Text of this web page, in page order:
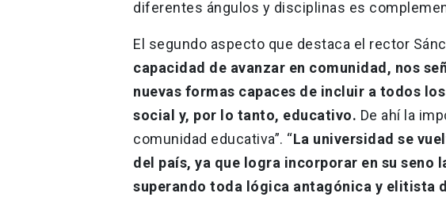
diferentes ángulos y disciplinas es
El segundo aspecto que destaca el rector
capacidad de avanzar en comunidad, nos
nuevas formas capaces de incluir a todos
social y, por lo tanto, educativo. De ahí la
comunidad educativa”. “La universidad se
del país, ya que logra incorporar en su seno
superando toda lógica antagónica y elitista